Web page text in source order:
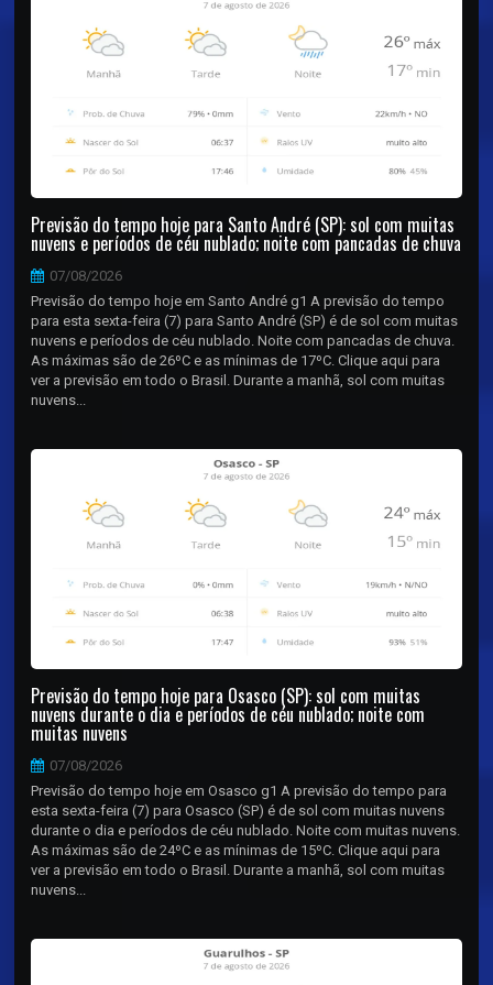
Previsão do tempo hoje para Santo André (SP): sol com muitas
nuvens e períodos de céu nublado; noite com pancadas de chuva
07/08/2026
Previsão do tempo hoje em Santo André g1 A previsão do tempo
para esta sexta-feira (7) para Santo André (SP) é de sol com muitas
nuvens e períodos de céu nublado. Noite com pancadas de chuva.
As máximas são de 26ºC e as mínimas de 17ºC. Clique aqui para
ver a previsão em todo o Brasil. Durante a manhã, sol com muitas
nuvens...
Previsão do tempo hoje para Osasco (SP): sol com muitas
nuvens durante o dia e períodos de céu nublado; noite com
muitas nuvens
07/08/2026
Previsão do tempo hoje em Osasco g1 A previsão do tempo para
esta sexta-feira (7) para Osasco (SP) é de sol com muitas nuvens
durante o dia e períodos de céu nublado. Noite com muitas nuvens.
As máximas são de 24ºC e as mínimas de 15ºC. Clique aqui para
ver a previsão em todo o Brasil. Durante a manhã, sol com muitas
nuvens...